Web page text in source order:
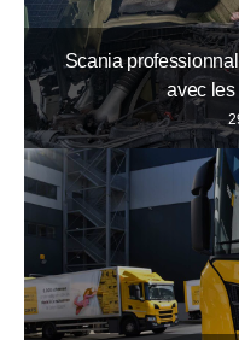
Scania
avec les